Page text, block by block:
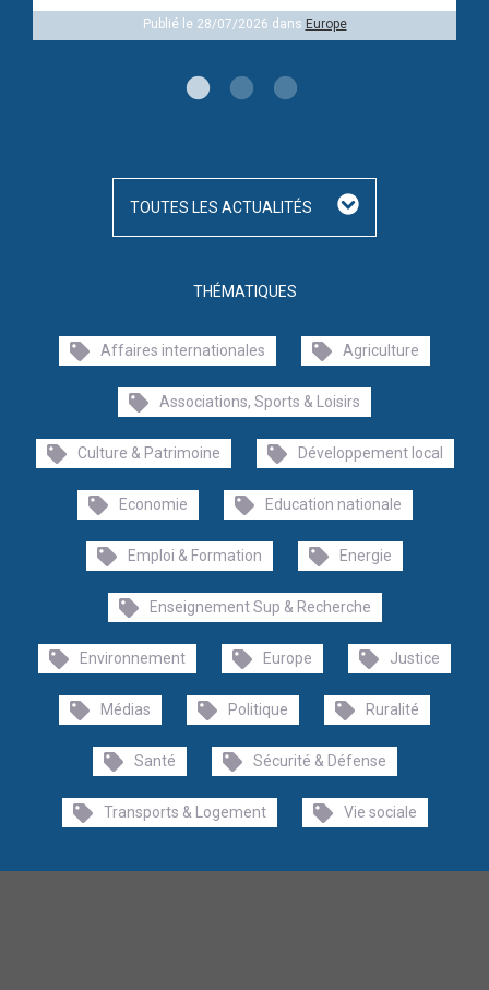
Publié le 28/07/2026 dans Europe
THÉMATIQUES
Affaires internationales Agriculture
Associations, Sports & Loisirs
Culture & Patrimoine Développement local
Economie Education nationale
Emploi & Formation Energie
Enseignement Sup & Recherche
Environnement Europe Justice
Médias Politique Ruralité
Santé Sécurité & Défense
Transports & Logement Vie sociale
TOUTES LES ACTUALITÉS